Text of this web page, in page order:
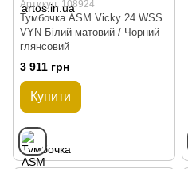
Артикул: 108924
Тумбочка ASM Vicky 24 WSS
VYN Білий матовий / Чорний
глянсовий
3 911 грн
Купити